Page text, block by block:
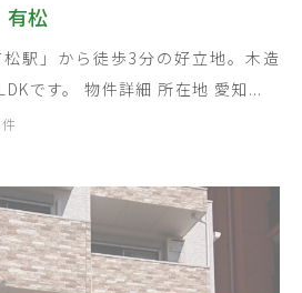
有松
駅」から徒歩3分の好立地。木造
です。 物件詳細 所在地 愛知...